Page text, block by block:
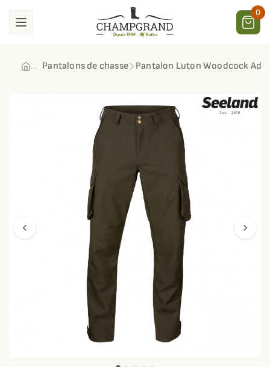
0
Pantalons de chasse Pantalon Luton Woodcock
chevron_left chevron_right